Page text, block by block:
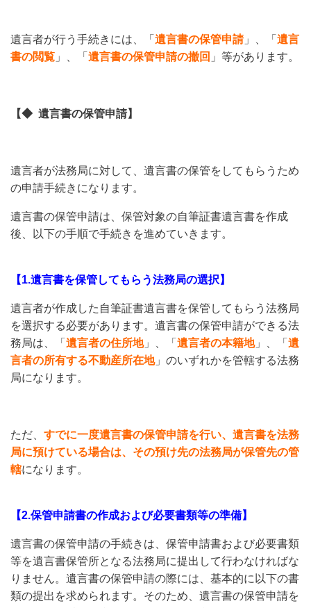
遺言者が行う手続きには、「 遺言書の保管申請」、「 遺言
書の閲覧 」、「 遺言書の保管申請の撤回 」等があります。
【◆ 遺言書の保管申請】
遺言者が法務局に対して、遺言書の保管をしてもらうため
の申請手続きになります。
遺言書の保管申請は、保管対象の自筆証書遺言書を作成
後、以下の手順で手続きを進めていきます。
【1.遺言書を保管してもらう法務局の選択】
遺言者が作成した自筆証書遺言書を保管してもらう法務局
を選択する必要があります。遺言書の保管申請ができる法
務局は、「 遺言者の住所地」、「 遺言者の本籍地」、「 遺
言者の所有する不動産所在地」のいずれかを管轄する法務
局になります。
ただ、 すでに一度遺言書の保管申請を行い、遺言書を法務
局に預けている場合は、その預け先の法務局が保管先の管
轄になります。
【2.保管申請書の作成および必要書類等の準備】
遺言書の保管申請の手続きは、保管申請書および必要書類
等を遺言書保管所となる法務局に提出して行わなければな
りません。遺言書の保管申請の際には、基本的に以下の書
類の提出を求められます。そのため、遺言書の保管申請を